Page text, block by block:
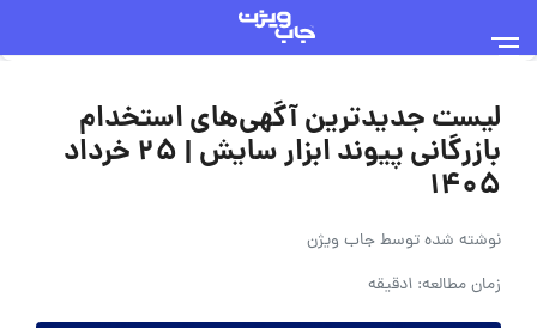
لیست جدیدترین آگهی‌های استخدام
بازرگانی پیوند ابزار سایش | ۲۵ خرداد
۱۴۰۵
نوشته شده توسطجاب ویژن
زمان مطالعه: 1دقیقه